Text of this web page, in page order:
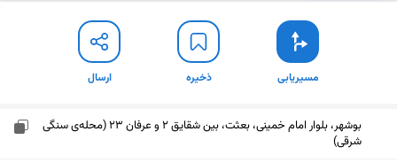
مسیریابی ذخیره ارسال
بوشهر، بلوار امام خمینی، بعثت، بین شقایق 2 و عرفان 23 (محله‌ی سنگی
شرقی)